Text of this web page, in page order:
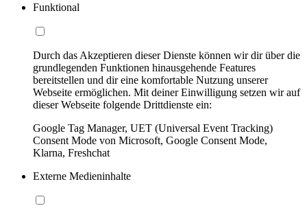
Funktional
Durch das Akzeptieren dieser Dienste können wir dir über die
grundlegenden Funktionen hinausgehende Features
bereitstellen und dir eine komfortable Nutzung unserer
Webseite ermöglichen. Mit deiner Einwilligung setzen wir auf
dieser Webseite folgende Drittdienste ein:
Google Tag Manager, UET (Universal Event Tracking)
Consent Mode von Microsoft, Google Consent Mode,
Klarna, Freshchat
Externe Medieninhalte